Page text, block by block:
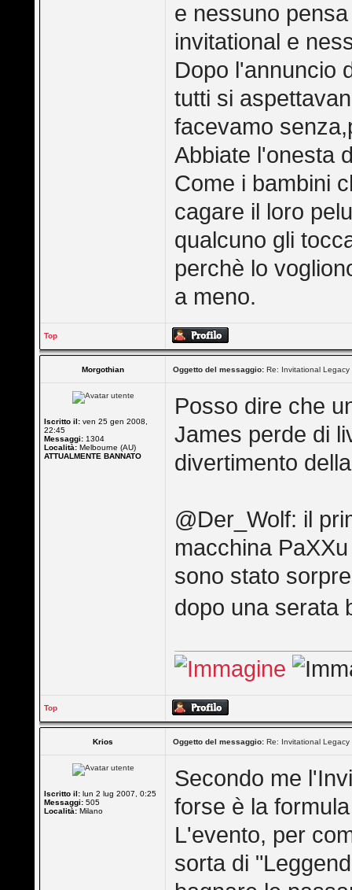
e nessuno
invitational e
Dopo l'annuncio
tutti si
facevamo
Abbiate l'onesta
Come i bambini
cagare il loro
qualcuno gli
perchè lo
a meno.
Top
Morgothian Oggetto del messaggio: Re: Invitational Legacy
Iscritto il: ven 25 gen 2008,
22:45
Messaggi: 1304
Località: Melbourne (AU)
ATTUALMENTE BANNATO
Posso dire che
James perde di
divertimento
@Der_Wolf: il
macchina
sono stato
dopo una serata
Top
Krios Oggetto del messaggio: Re: Invitational Legacy
Iscritto il: lun 2 lug 2007, 0:25
Messaggi: 505
Località: Milano
Secondo me
forse è la
L'evento, per
sorta di